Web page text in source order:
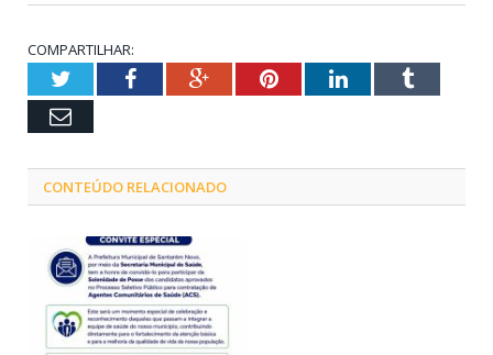
COMPARTILHAR:
TwitterFacebookGoogle+PinterestLinkedInTumblr
Email
CONTEÚDO RELACIONADO